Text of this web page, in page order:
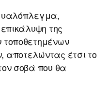
υαλόπλεγμα,
της
τοποθετημένων
αποτελώντας έτσι το
σοβά που θα